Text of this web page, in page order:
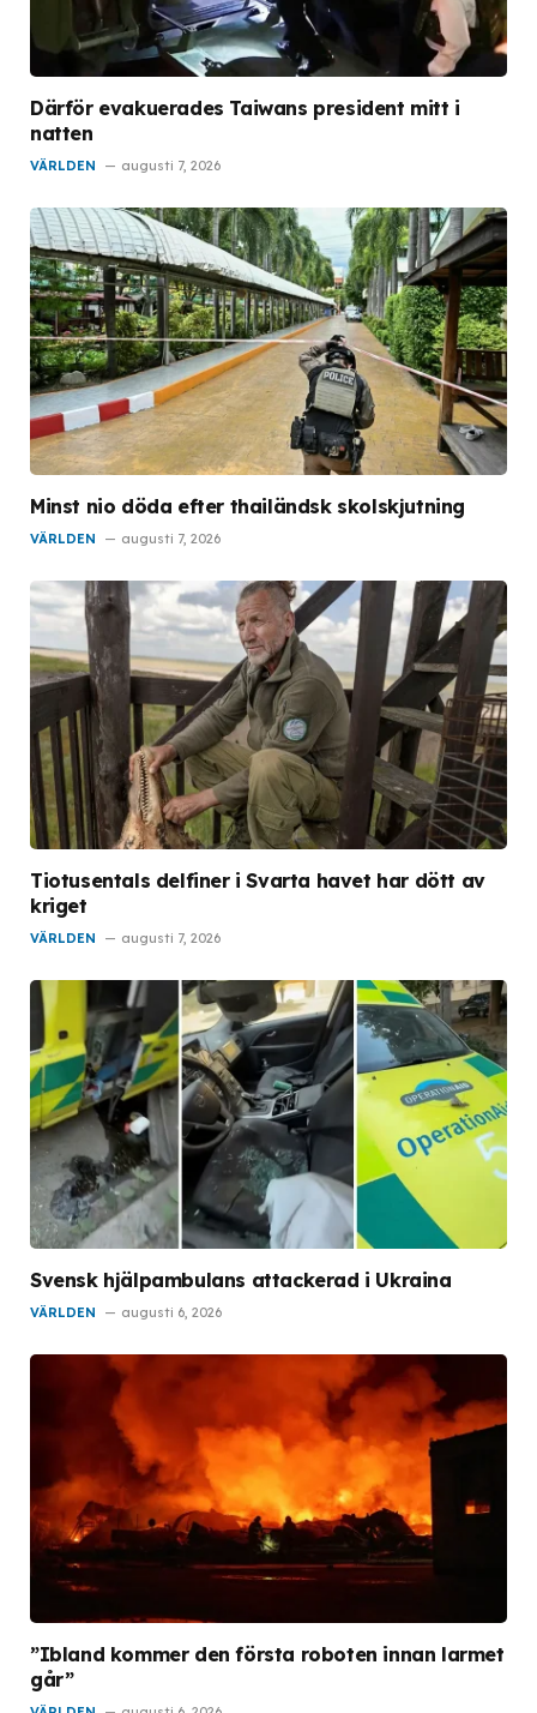
Därför evakuerades Taiwans president mitt i
natten
VÄRLDEN augusti 7, 2026
Minst nio döda efter thailändsk skolskjutning
VÄRLDEN augusti 7, 2026
Tiotusentals delfiner i Svarta havet har dött av
kriget
VÄRLDEN augusti 7, 2026
Svensk hjälpambulans attackerad i Ukraina
VÄRLDEN augusti 6, 2026
”Ibland kommer den första roboten innan larmet
går”